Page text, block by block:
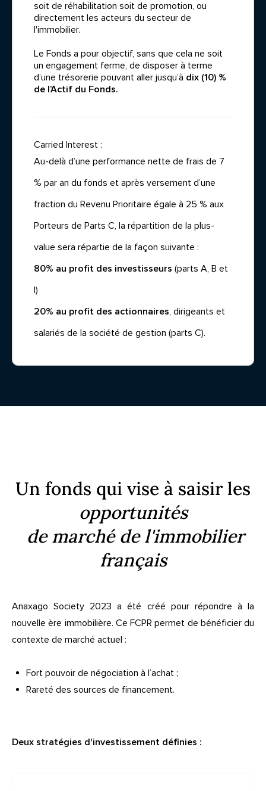
soit de réhabilitation soit de promotion, ou
directement les acteurs du secteur de
l'immobilier.
Le Fonds a pour objectif, sans que cela ne soit
un engagement ferme, de disposer à terme
d’une trésorerie pouvant aller jusqu’à dix (10) %
de l’Actif du Fonds.
Carried Interest :
Au-delà d’une performance nette de frais de 7
% par an du fonds et après versement d’une
fraction du Revenu Prioritaire égale à 25 % aux
Porteurs de Parts C, la répartition de la plus-
value sera répartie de la façon suivante :
80% au profit des investisseurs (parts A, B et
I)
20% au profit des actionnaires, dirigeants et
salariés de la société de gestion (parts C).
Un fonds qui vise à saisir les
opportunités
de marché de l'immobilier
français
Anaxago Society 2023 a été créé pour répondre à la
nouvelle ère immobilière. Ce FCPR permet de bénéficier du
contexte de marché actuel :
Fort pouvoir de négociation à l’achat ;
Rareté des sources de financement.
Deux stratégies d'investissement définies :